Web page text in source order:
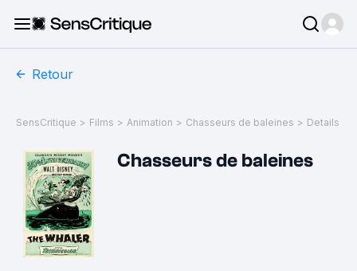
Retour
SensCritique > Films > Animation > Chasseurs de baleines > Details
Chasseurs de baleines